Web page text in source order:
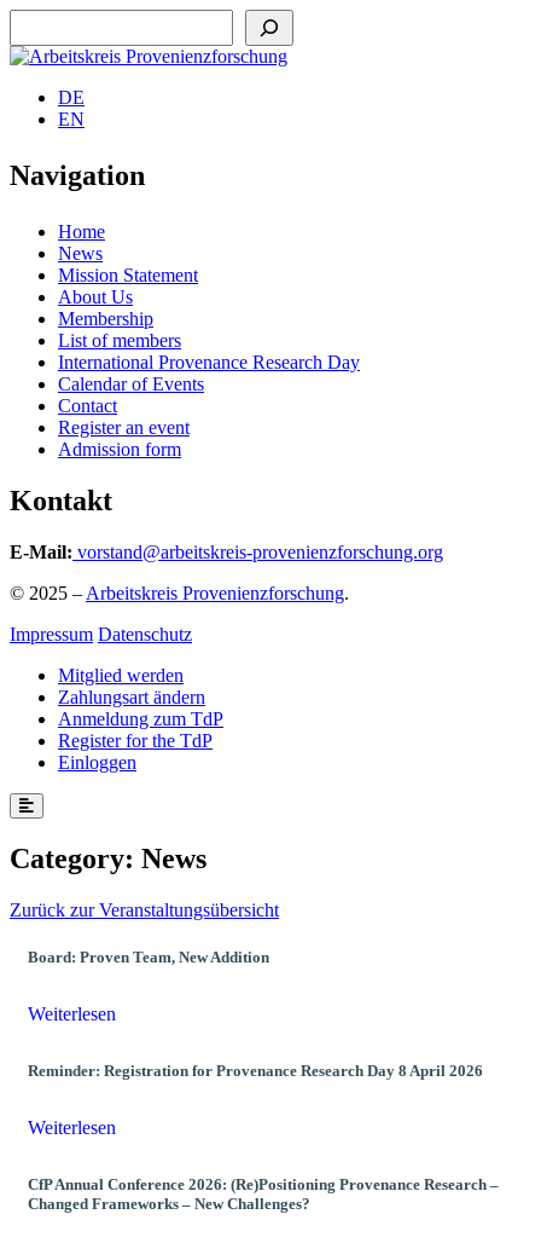
DE
EN
Navigation
Home
News
Mission Statement
About Us
Membership
List of members
International Provenance Research Day
Calendar of Events
Contact
Register an event
Admission form
Kontakt
E-Mail: vorstand@arbeitskreis-provenienzforschung.org
© 2025 – Arbeitskreis Provenienzforschung.
Impressum Datenschutz
Mitglied werden
Zahlungsart ändern
Anmeldung zum TdP
Register for the TdP
Einloggen
Category: News
Zurück zur Veranstaltungsübersicht
Board: Proven Team, New Addition
Weiterlesen
Reminder: Registration for Provenance Research Day 8 April 2026
Weiterlesen
CfP Annual Conference 2026: (Re)Positioning Provenance Research –
Changed Frameworks – New Challenges?